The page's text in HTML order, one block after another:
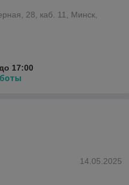
28, каб. 11, Минск,
17:00
14.05.2025